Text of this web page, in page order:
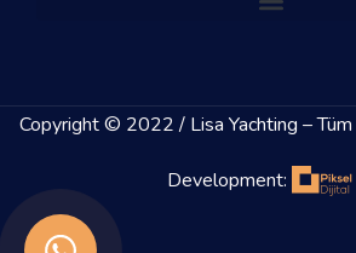
Copyright © 2022 / Lisa Yachting – Tüm
Development: